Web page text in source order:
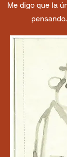
Me digo que la